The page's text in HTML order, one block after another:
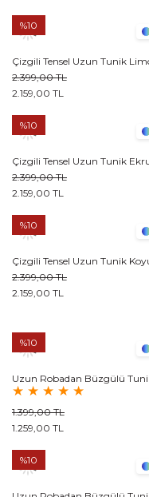
2.159,00 TL
2.399,00 TL
%10
Çizgili Tensel Uzun Tunik
2.159,00 TL
2.399,00 TL
%10
2.159,00 TL
2.399,00 TL
%10
Uzun Robadan Büzgülü
★ ★ ★ ★ ★
1.259,00 TL
1.399,00 TL
%10
%10